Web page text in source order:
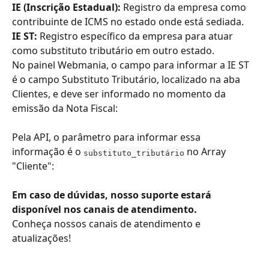
IE (Inscrição Estadual): Registro da empresa como
contribuinte de ICMS no estado onde está sediada.
IE ST: Registro específico da empresa para atuar
como substituto tributário em outro estado.
No painel Webmania, o campo para informar a IE ST
é o campo Substituto Tributário, localizado na aba
Clientes, e deve ser informado no momento da
emissão da Nota Fiscal:
Pela API, o parâmetro para informar essa
informação é o substituto_tributário no Array
"Cliente":
Em caso de dúvidas, nosso suporte estará
disponível nos canais de atendimento.
Conheça nossos canais de atendimento e
atualizações!